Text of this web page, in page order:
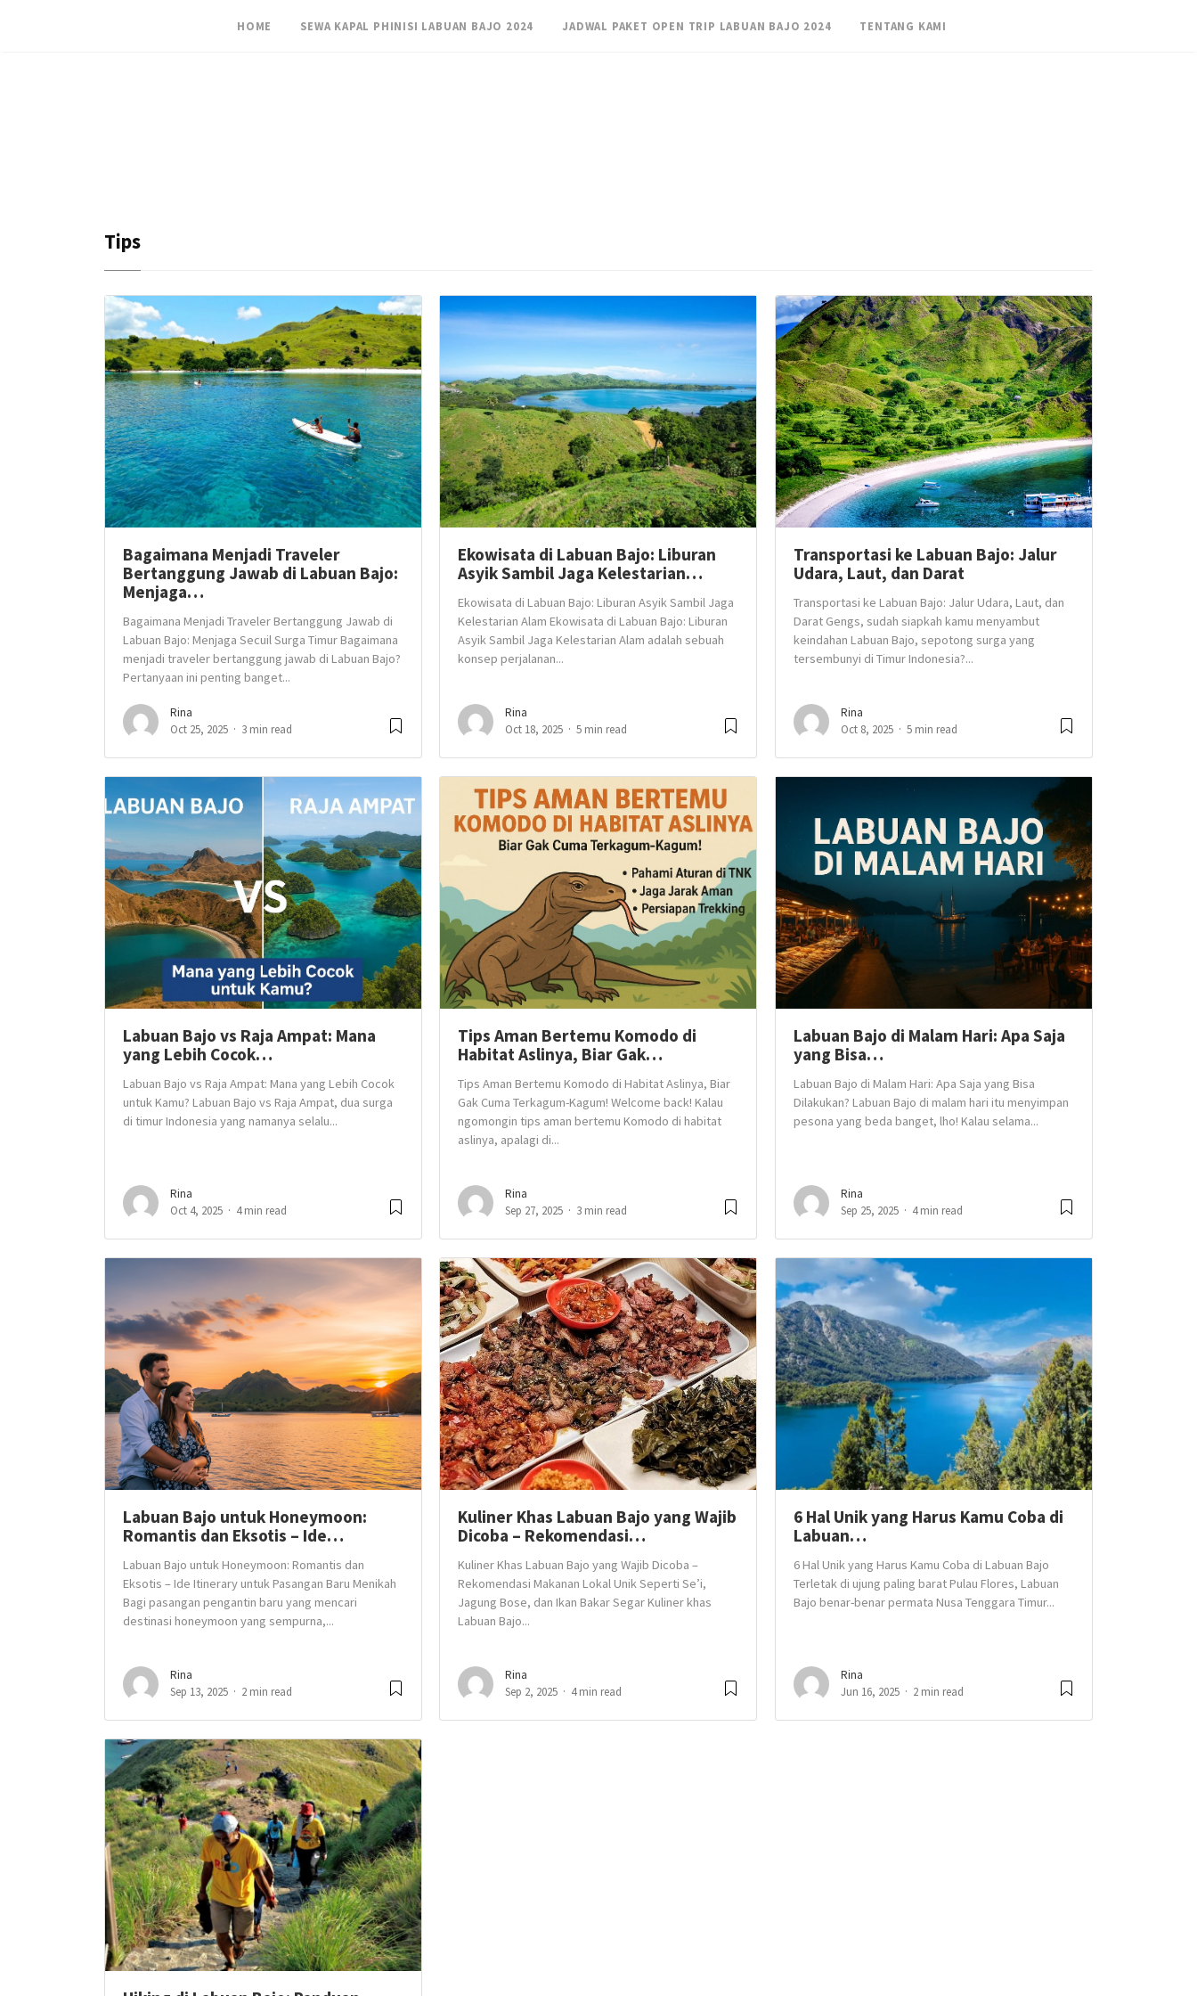
HOME SEWA KAPAL PHINISI LABUAN BAJO 2024 JADWAL PAKET OPEN TRIP LABUAN BAJO 2024 TENTANG KAMI
Tips
Bagaimana Menjadi Traveler
Bertanggung Jawab di Labuan Bajo:
Menjaga…
Bagaimana Menjadi Traveler Bertanggung Jawab di
Labuan Bajo: Menjaga Secuil Surga Timur Bagaimana
menjadi traveler bertanggung jawab di Labuan Bajo?
Pertanyaan ini penting banget...
Rina
Oct 25, 2025
3 min read
Ekowisata di Labuan Bajo: Liburan
Asyik Sambil Jaga Kelestarian…
Ekowisata di Labuan Bajo: Liburan Asyik Sambil Jaga
Kelestarian Alam Ekowisata di Labuan Bajo: Liburan
Asyik Sambil Jaga Kelestarian Alam adalah sebuah
konsep perjalanan...
Rina
Oct 18, 2025
5 min read
Transportasi ke Labuan Bajo: Jalur
Udara, Laut, dan Darat
Transportasi ke Labuan Bajo: Jalur Udara, Laut, dan
Darat Gengs, sudah siapkah kamu menyambut
keindahan Labuan Bajo, sepotong surga yang
tersembunyi di Timur Indonesia?...
Rina
Oct 8, 2025
5 min read
Labuan Bajo vs Raja Ampat: Mana
yang Lebih Cocok…
Labuan Bajo vs Raja Ampat: Mana yang Lebih Cocok
untuk Kamu? Labuan Bajo vs Raja Ampat, dua surga
di timur Indonesia yang namanya selalu...
Rina
Oct 4, 2025
4 min read
Tips Aman Bertemu Komodo di
Habitat Aslinya, Biar Gak…
Tips Aman Bertemu Komodo di Habitat Aslinya, Biar
Gak Cuma Terkagum-Kagum! Welcome back! Kalau
ngomongin tips aman bertemu Komodo di habitat
aslinya, apalagi di...
Rina
Sep 27, 2025
3 min read
Labuan Bajo di Malam Hari: Apa Saja
yang Bisa…
Labuan Bajo di Malam Hari: Apa Saja yang Bisa
Dilakukan? Labuan Bajo di malam hari itu menyimpan
pesona yang beda banget, lho! Kalau selama...
Rina
Sep 25, 2025
4 min read
Labuan Bajo untuk Honeymoon:
Romantis dan Eksotis – Ide…
Labuan Bajo untuk Honeymoon: Romantis dan
Eksotis – Ide Itinerary untuk Pasangan Baru Menikah
Bagi pasangan pengantin baru yang mencari
destinasi honeymoon yang sempurna,...
Rina
Sep 13, 2025
2 min read
Kuliner Khas Labuan Bajo yang Wajib
Dicoba – Rekomendasi…
Kuliner Khas Labuan Bajo yang Wajib Dicoba –
Rekomendasi Makanan Lokal Unik Seperti Se’i,
Jagung Bose, dan Ikan Bakar Segar Kuliner khas
Labuan Bajo...
Rina
Sep 2, 2025
4 min read
6 Hal Unik yang Harus Kamu Coba di
Labuan…
6 Hal Unik yang Harus Kamu Coba di Labuan Bajo
Terletak di ujung paling barat Pulau Flores, Labuan
Bajo benar-benar permata Nusa Tenggara Timur...
Rina
Jun 16, 2025
2 min read